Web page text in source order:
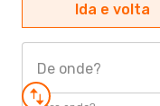
Ida e volta
De onde?